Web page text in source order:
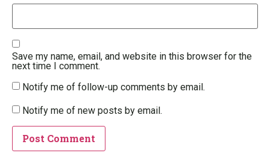
Save my name, email, and website in this browser for the
next time I comment.
Notify me of follow-up comments by email.
Notify me of new posts by email.